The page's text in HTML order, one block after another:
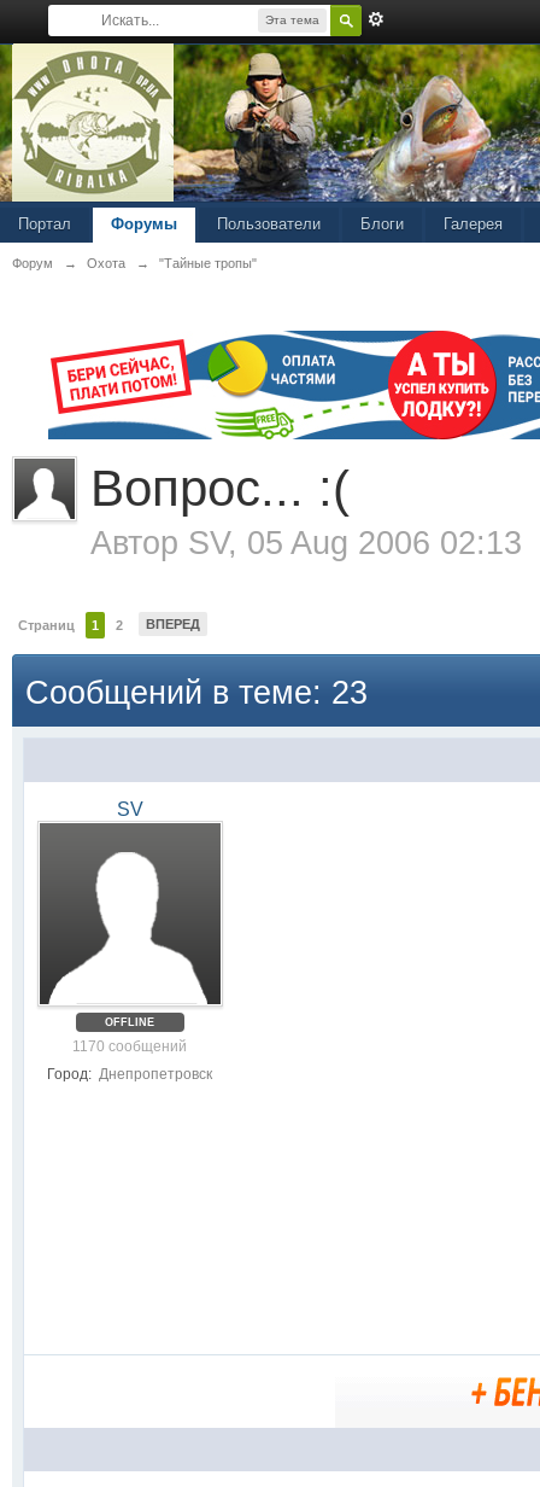
Эта тема
Портал Форумы Пользователи Блоги Галерея
Форум → Охота → "Тайные тропы"
Вопрос... :(
Автор SV, 05 Aug 2006 02:13
Страниц 1 2 ВПЕРЕД
Сообщений в теме: 23
SV
OFFLINE
1170 сообщений
Город: Днепропетровск